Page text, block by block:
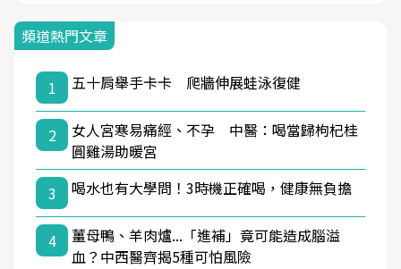
頻道熱門文章
1 五十肩舉手卡卡 爬牆伸展蛙泳復健
2
女人宮寒易痛經、不孕 中醫：喝當歸枸杞桂
圓雞湯助暖宮
3
喝水也有大學問！3時機正確喝，健康無負擔
4
薑母鴨、羊肉爐...「進補」竟可能造成腦溢
血？中西醫齊揭5種可怕風險